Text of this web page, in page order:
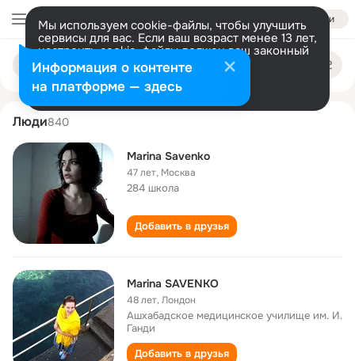
Войти
Мы используем cookie-файлы, чтобы улучшить
сервисы для вас. Если ваш возраст менее 13 лет,
настроить cookie-файлы должен ваш законный
представитель. Больше информации
Разрешить все Настроить
Поиск
людям
marina savenko
Люди840
Marina Savenko
47 лет, Москва
284 школа
Добавить в друзья
Marina SAVENKO
48 лет,Лондон
Ашхабадское медицинское училище им. И.
Ганди
Добавить в друзья
Информация о контенте
на платформе — здесь